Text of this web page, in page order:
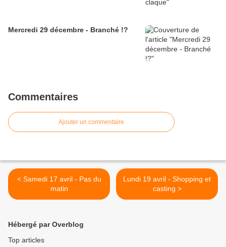
Mercredi 29 décembre - Branché !?
Commentaires
Ajouter un commentaire
< Samedi 17 avril - Pas du
matin
Lundi 19 avril - Shopping et
casting >
Hébergé par Overblog
Top articles